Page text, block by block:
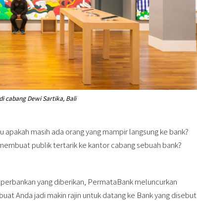
cabang Dewi Sartika, Bali
masih ada orang yang mampir langsung ke bank?
publik tertarik ke kantor cabang sebuah bank?
yang diberikan, PermataBank meluncurkan
Anda jadi makin rajin untuk datang ke Bank yang disebut